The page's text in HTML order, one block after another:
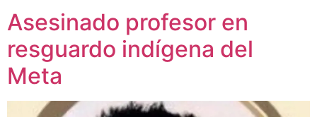
Asesinado profesor en
resguardo indígena del
Meta